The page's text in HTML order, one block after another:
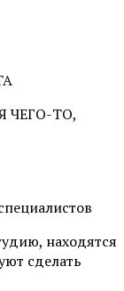
ЧЕГО-ТО,
находятся
сделать